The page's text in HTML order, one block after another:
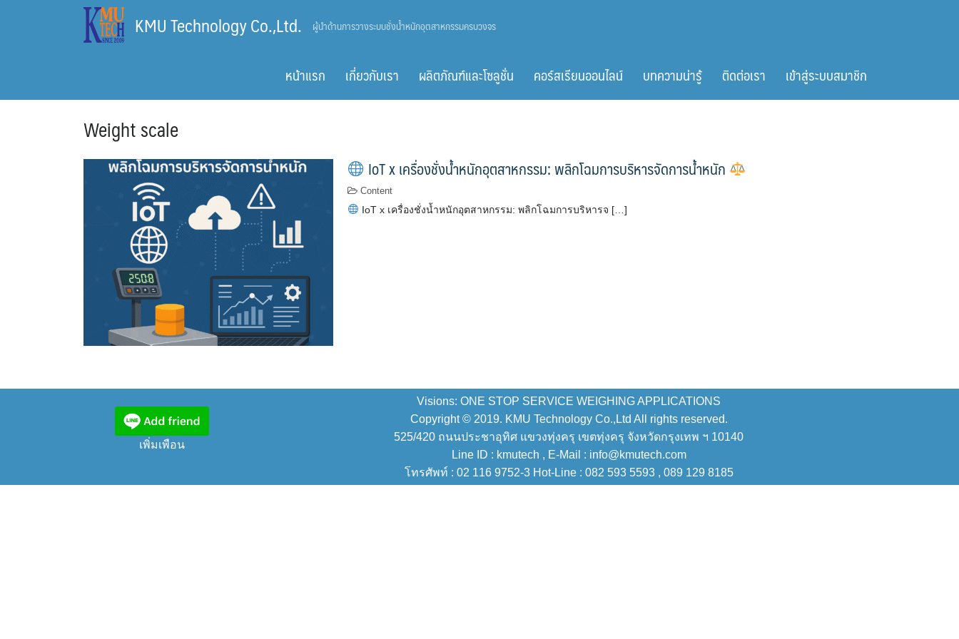
KMU Technology Co.,Ltd. ผู้นำด้านการวางระบบชั่งน้ำหนักอุตสาหกรรมครบวงจร
หน้าแรก เกี่ยวกับเรา ผลิตภัณฑ์และโซลูชั่น คอร์สเรียนออนไลน์ บทความน่ารู้ ติดต่อเรา เข้าสู่ระบบสมาชิก
Weight scale
IoT x เครื่องชั่งน้ำหนักอุตสาหกรรม: พลิกโฉมการบริหารจัดการน้ำหนัก
Content
IoT x เครื่องชั่งน้ำหนักอุตสาหกรรม: พลิกโฉมการบริหารจ […]
เพิ่มเพือน
Visions: ONE STOP SERVICE WEIGHING APPLICATIONS
Copyright © 2019. KMU Technology Co.,Ltd All rights reserved.
525/420 ถนนประชาอุทิศ แขวงทุ่งครุ เขตทุ่งครุ จังหวัดกรุงเทพ ฯ 10140
Line ID : kmutech , E-Mail : info@kmutech.com
โทรศัพท์ : 02 116 9752-3 Hot-Line : 082 593 5593 , 089 129 8185